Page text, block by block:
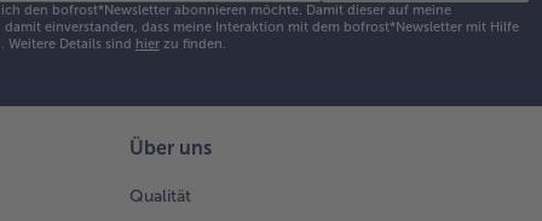
den bofrost*Newsletter abonnieren möchte. Damit dieser auf meine
einverstanden, dass meine Interaktion mit dem bofrost*Newsletter mit Hilfe
Weitere Details sind hierzu finden.
Über uns
Qualität